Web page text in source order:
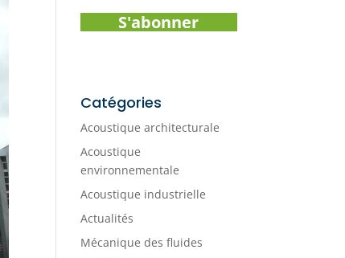
S'abonner
Catégories
Acoustique architecturale
Acoustique
environnementale
Acoustique industrielle
Actualités
Mécanique des fluides